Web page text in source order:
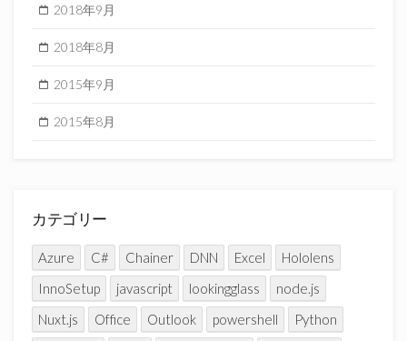
2018年9月
2018年8月
2015年9月
2015年8月
カテゴリー
Azure C# Chainer DNN Excel
Hololens
InnoSetup
javascript lookingglass
node.js
Nuxt.js
Office Outlook powershell Python